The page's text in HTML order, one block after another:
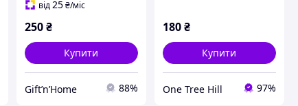
від25 ₴/міс
250 ₴
Купити
Gift’n’Home 88%
180₴
Купити
One Tree Hill 97%